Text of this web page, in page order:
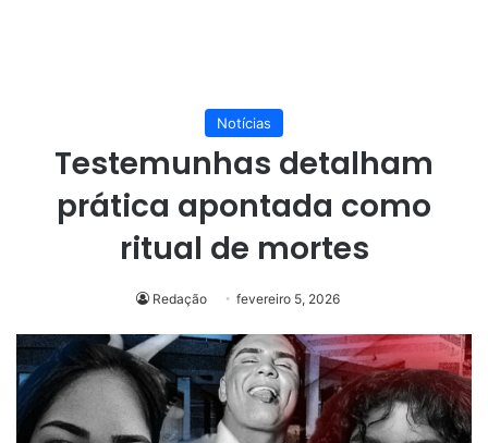
Notícias
Testemunhas detalham
prática apontada como
ritual de mortes
Redação fevereiro 5, 2026